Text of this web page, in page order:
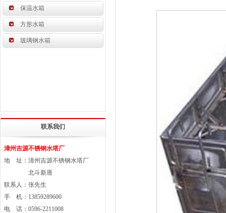
保温水箱
方形水箱
玻璃钢水箱
联系我们
漳州吉源不锈钢水塔厂
地 址：漳州吉源不锈钢水塔厂
北斗新厝
联系人：张先生
手 机：13859289600
电 话：0596-2211008